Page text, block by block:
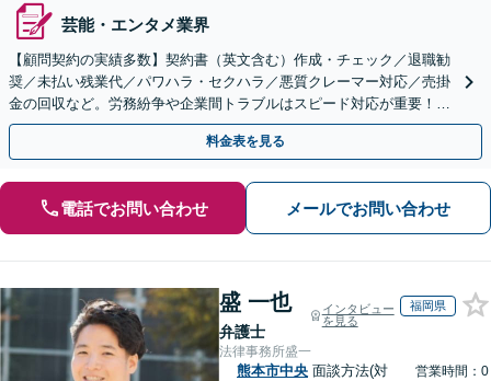
芸能・エンタメ業界
【顧問契約の実績多数】契約書（英文含む）作成・チェック／退職勧
奨／未払い残業代／パワハラ・セクハラ／悪質クレーマー対応／売掛
金の回収など。労務紛争や企業間トラブルはスピード対応が重要！ビ
ジネスを発展させるために全力でサポートします。
料金表を見る
電話でお問い合わせ メールでお問い合わせ
盛 一也
弁護士
インタビュー
を見る
福岡県
法律事務所盛一
熊本市中央 面談方法(対
営業時間：0